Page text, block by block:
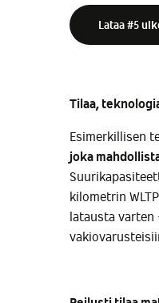
Lataa #5
Tilaa,
Esimerkillisen
joka
kilometrin
latausta